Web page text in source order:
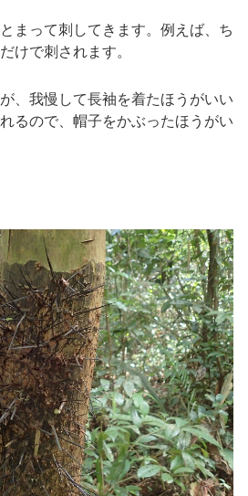
まって刺してきます。例えば、ち
けで刺されます。
、我慢して長袖を着たほうがいい
るので、帽子をかぶったほうがい